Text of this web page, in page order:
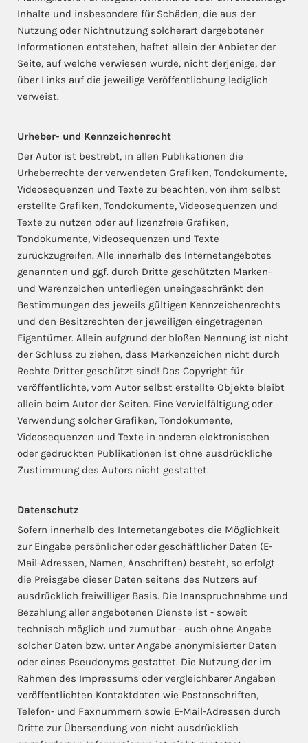
Inhalte und insbesondere für Schäden, die aus der
Nutzung oder Nichtnutzung solcherart dargebotener
Informationen entstehen, haftet allein der Anbieter der
Seite, auf welche verwiesen wurde, nicht derjenige, der
über Links auf die jeweilige Veröffentlichung lediglich
verweist.
Urheber- und Kennzeichenrecht
Der Autor ist bestrebt, in allen Publikationen die
Urheberrechte der verwendeten Grafiken, Tondokumente,
Videosequenzen und Texte zu beachten, von ihm selbst
erstellte Grafiken, Tondokumente, Videosequenzen und
Texte zu nutzen oder auf lizenzfreie Grafiken,
Tondokumente, Videosequenzen und Texte
zurückzugreifen. Alle innerhalb des Internetangebotes
genannten und ggf. durch Dritte geschützten Marken-
und Warenzeichen unterliegen uneingeschränkt den
Bestimmungen des jeweils gültigen Kennzeichenrechts
und den Besitzrechten der jeweiligen eingetragenen
Eigentümer. Allein aufgrund der bloßen Nennung ist nicht
der Schluss zu ziehen, dass Markenzeichen nicht durch
Rechte Dritter geschützt sind! Das Copyright für
veröffentlichte, vom Autor selbst erstellte Objekte bleibt
allein beim Autor der Seiten. Eine Vervielfältigung oder
Verwendung solcher Grafiken, Tondokumente,
Videosequenzen und Texte in anderen elektronischen
oder gedruckten Publikationen ist ohne ausdrückliche
Zustimmung des Autors nicht gestattet.
Datenschutz
Sofern innerhalb des Internetangebotes die Möglichkeit
zur Eingabe persönlicher oder geschäftlicher Daten (E-
Mail-Adressen, Namen, Anschriften) besteht, so erfolgt
die Preisgabe dieser Daten seitens des Nutzers auf
ausdrücklich freiwilliger Basis. Die Inanspruchnahme und
Bezahlung aller angebotenen Dienste ist - soweit
technisch möglich und zumutbar - auch ohne Angabe
solcher Daten bzw. unter Angabe anonymisierter Daten
oder eines Pseudonyms gestattet. Die Nutzung der im
Rahmen des Impressums oder vergleichbarer Angaben
veröffentlichten Kontaktdaten wie Postanschriften,
Telefon- und Faxnummern sowie E-Mail-Adressen durch
Dritte zur Übersendung von nicht ausdrücklich